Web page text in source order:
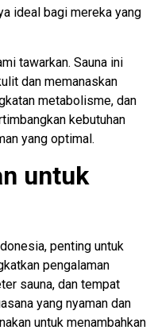
ideal bagi mereka yang
tawarkan. Sauna ini
dan memanaskan
metabolisme, dan
kebutuhan
yang optimal.
untuk
penting untuk
pengalaman
sauna, dan tempat
yang nyaman dan
untuk menambahkan